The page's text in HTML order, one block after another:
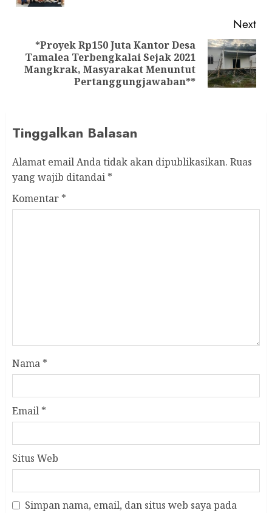
Next
Next
post:
*Proyek Rp150 Juta Kantor Desa
Tamalea Terbengkalai Sejak 2021
Mangkrak, Masyarakat Menuntut
Pertanggungjawaban**
Tinggalkan Balasan
Alamat email Anda tidak akan dipublikasikan. Ruas
yang wajib ditandai *
Komentar *
Nama *
Email *
Situs Web
Simpan nama, email, dan situs web saya pada